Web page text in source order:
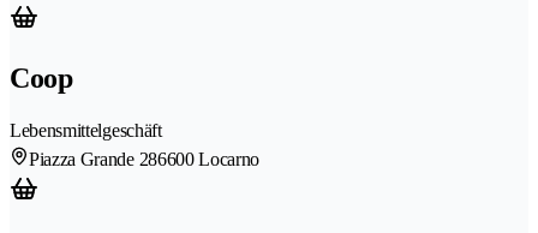
Coop
Lebensmittelgeschäft
Piazza Grande 286600 Locarno